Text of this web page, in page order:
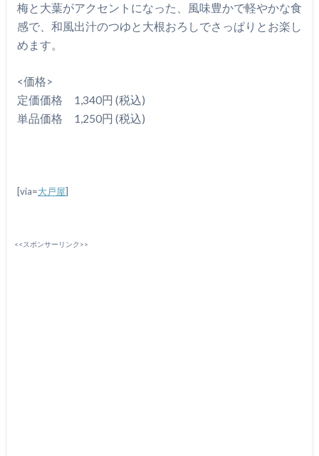
梅と大葉がアクセントになった、風味豊かで軽やかな食
感で、和風出汁のつゆと大根おろしでさっぱりとお楽し
めます。
<価格>
定価価格 1,340円 (税込)
単品価格 1,250円 (税込)
[via=大戸屋]
<<スポンサーリンク>>